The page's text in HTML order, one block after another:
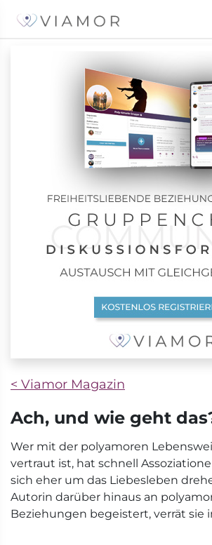
< Viamor Magazin
Ach, und wie geht
Wer mit der polyamoren
vertraut ist, hat schnell
sich eher um das Liebesleben
Autorin darüber hinaus an
Beziehungen begeistert, verrät sie